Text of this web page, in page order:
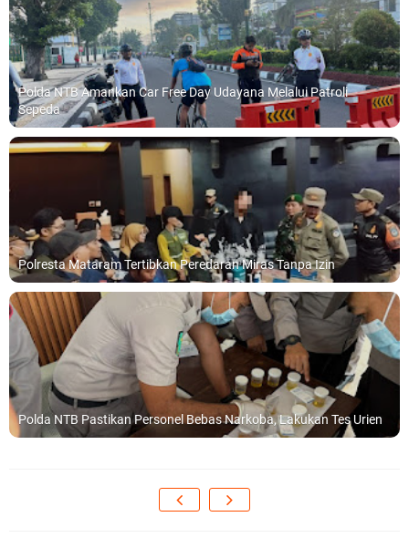
Polda NTB Amankan Car Free Day Udayana Melalui Patroli
Sepeda
Polresta Mataram Tertibkan Peredaran Miras Tanpa Izin
Polda NTB Pastikan Personel Bebas Narkoba, Lakukan Tes Urien